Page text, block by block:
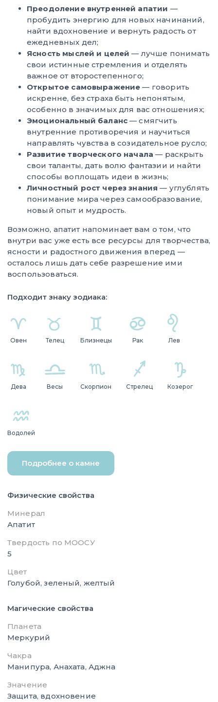
Преодоление внутренней апатии —
пробудить энергию для новых начинаний,
найти вдохновение и вернуть радость от
ежедневных дел;
Ясность мыслей и целей — лучше понимать
свои истинные стремления и отделять
важное от второстепенного;
Открытое самовыражение — говорить
искренне, без страха быть непонятым,
особенно в значимых для вас отношениях;
Эмоциональный баланс — смягчить
внутренние противоречия и научиться
направлять чувства в созидательное русло;
Развитие творческого начала — раскрыть
свои таланты, дать волю фантазии и найти
способы воплощать идеи в жизнь;
Личностный рост через знания — углублять
понимание мира через самообразование,
новый опыт и мудрость.
Возможно, апатит напоминает вам о том, что
внутри вас уже есть все ресурсы для творчества,
ясности и радостного движения вперед —
осталось лишь дать себе разрешение ими
воспользоваться.
Подходит знаку зодиака:
Овен Телец Близнецы Рак Лев
Дева Весы Скорпион Стрелец Козерог
Водолей
Подробнее о камне
Физические свойства
Минерал
Апатит
Твердость по МООСУ
5
Цвет
Голубой, зеленый, желтый
Магические свойства
Планета
Меркурий
Чакра
Манипура, Анахата, Аджна
Значение
Защита, вдохновение